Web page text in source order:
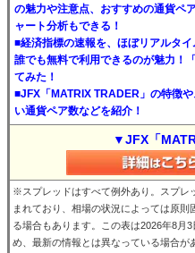
の魅力や注意点、おすすめの通貨ペ
ャート分析もできる！
■経済指標の速報を、ほぼリアルタイ
誰でも無料で利用できるのが魅力！
てみた！
■JFX「MATRIX TRADER」の特徴
い通貨ペア数などを紹介！
▼JFX「
※スプレッドはすべて例外あり。スプレ
まれており、相場の状況によっては原
る場合もあります。この表は2026年8月
め、最新の情報とは異なっている場合が